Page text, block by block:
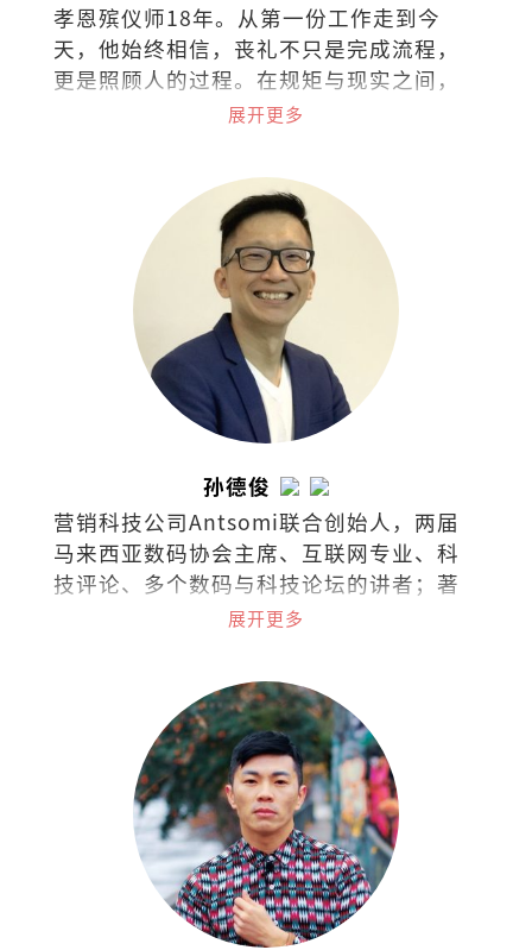
孝恩殡仪师18年。从第一份工作走到今
天，他始终相信，丧礼不只是完成流程，
更是照顾人的过程。在规矩与现实之间，
他选择把同理留给活着的人。
展开更多
孙德俊
营销科技公司Antsomi联合创始人，两届
马来西亚数码协会主席、互联网专业、科
技评论、多个数码与科技论坛的讲者；著
有《AI时代2053》、《数码时代：48个生
展开更多